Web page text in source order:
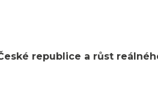
republice a růst